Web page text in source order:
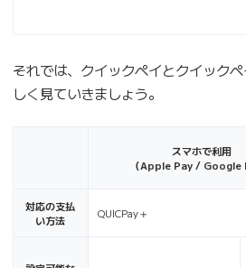
それでは、クイックペイとクイック
しく見ていきましょう。
スマホで利用
（Apple Pay / Google
対応の支払
い方法
QUICPay＋